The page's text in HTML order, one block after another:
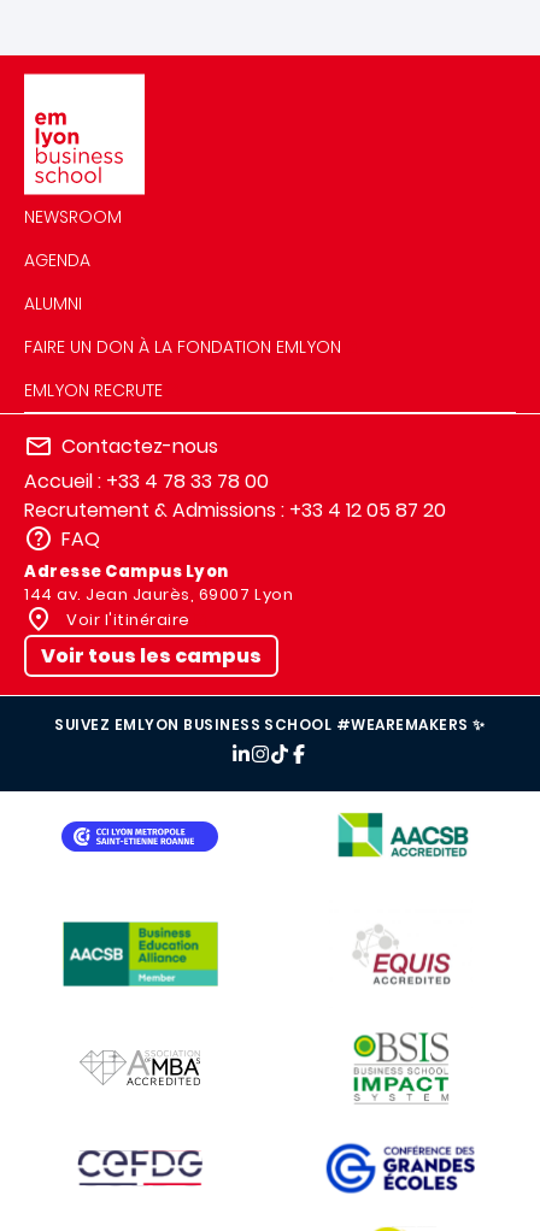
NEWSROOM
AGENDA
ALUMNI
FAIRE UN DON À LA FONDATION EMLYON
EMLYON RECRUTE
Contactez-nous
Accueil : +33 4 78 33 78 00
Recrutement & Admissions : +33 4 12 05 87 20
FAQ
Adresse Campus Lyon
144 av. Jean Jaurès, 69007 Lyon
Voir l'itinéraire
Voir tous les campus
SUIVEZ EMLYON BUSINESS SCHOOL #WEAREMAKERS ✨
IMAGE
IMAGE
IMAGE
IMAGE